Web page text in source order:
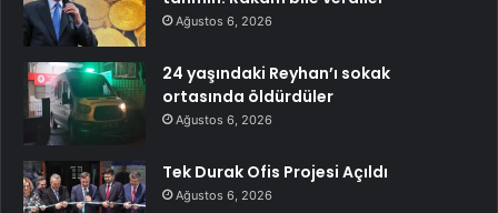
Ağustos 6, 2026
24 yaşındaki Reyhan’ı sokak
ortasında öldürdüler
Ağustos 6, 2026
Tek Durak Ofis Projesi Açıldı
Ağustos 6, 2026